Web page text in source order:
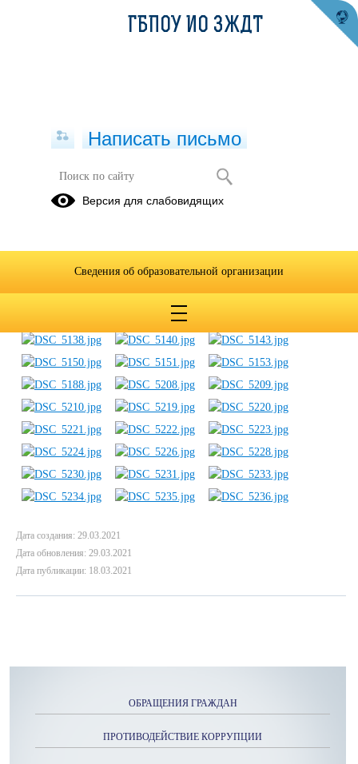
Экологическая конкурсная
программа «Зов Земли»
Дата создания: 29.03.2021
Дата обновления: 29.03.2021
Дата публикации: 18.03.2021
ОБРАЩЕНИЯ ГРАЖДАН
ПРОТИВОДЕЙСТВИЕ КОРРУПЦИИ
ГБПОУ ИО ЗЖДТ
Написать письмо
Версия для слабовидящих
Сведения об образовательной организации